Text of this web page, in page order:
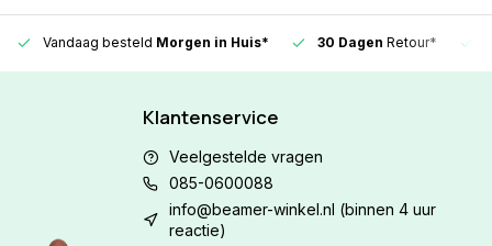
Vandaag besteld Morgen in Huis* 30 Dagen Retour*
Klantenservice
Veelgestelde vragen
085-0600088
info@beamer-winkel.nl (binnen 4 uur
reactie)